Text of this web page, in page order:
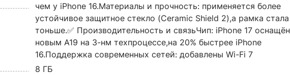
чем у iPhone 16.Материалы и прочность: применяется более
устойчивое защитное стекло (Ceramic Shield 2),а рамка стала
тоньше.✅ Производительность и связьЧип: iPhone 17 оснащён
новым A19 на 3-нм техпроцессе,на 20% быстрее iPhone
16.Поддержка современных сетей: добавлены Wi-Fi 7
8 ГБ